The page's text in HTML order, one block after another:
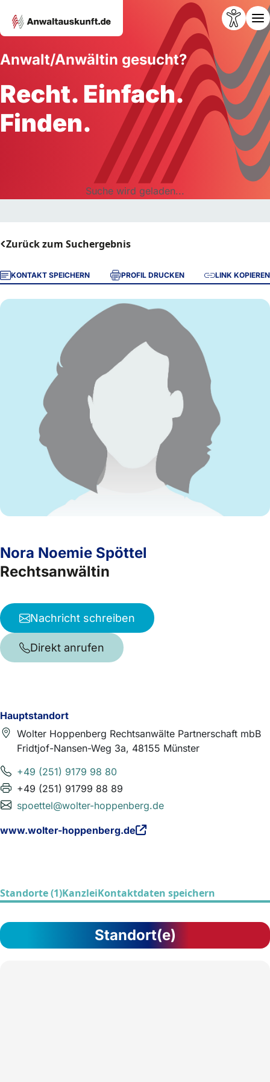
Anwalt/Anwältin gesucht?
Recht. Einfach.
Finden.
Suche wird geladen...
Zurück zum Suchergebnis
KONTAKT SPEICHERN PROFIL DRUCKEN LINK KOPIEREN
Hauptstandort
Wolter Hoppenberg Rechtsanwälte Partnerschaft mbB
Fridtjof-Nansen-Weg 3a, 48155 Münster
+49 (251) 9179 98 80
+49 (251) 91799 88 89
spoettel@wolter-hoppenberg.de
www.wolter-hoppenberg.de
Nora Noemie Spöttel
Rechtsanwältin
Nachricht schreiben
Direkt anrufen
Standorte (1)KanzleiKontaktdaten speichern
Standort(e)